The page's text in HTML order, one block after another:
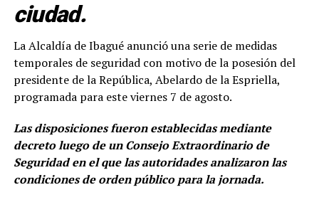
ciudad.
La Alcaldía de Ibagué anunció una serie de medidas
temporales de seguridad con motivo de la posesión del
presidente de la República, Abelardo de la Espriella,
programada para este viernes 7 de agosto.
Las disposiciones fueron establecidas mediante
decreto luego de un Consejo Extraordinario de
Seguridad en el que las autoridades analizaron las
condiciones de orden público para la jornada.